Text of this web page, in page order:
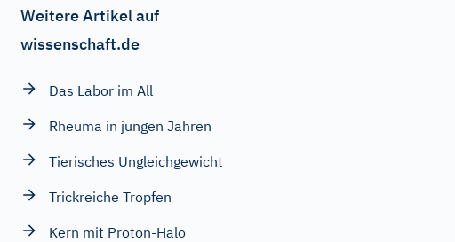
Weitere Artikel auf
wissenschaft.de
Das Labor im All
Rheuma in jungen Jahren
Tierisches Ungleichgewicht
Trickreiche Tropfen
Kern mit Proton-Halo